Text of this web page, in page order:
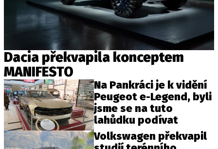
Dacia překvapila konceptem
MANIFESTO
Na Pankráci je k vidění
Peugeot e-Legend, byli
jsme se na tuto
lahůdku podívat
Volkswagen překvapil